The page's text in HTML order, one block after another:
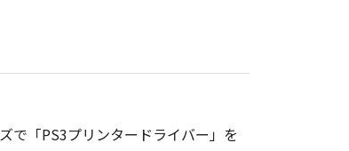
で「PS3プリンタードライバー」を